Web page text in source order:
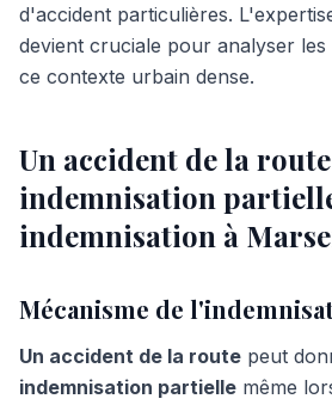
d'accident particulières.
devient cruciale pour analyser les
ce contexte urbain dense.
Un accident de la
indemnisation
indemnisation à
Mécanisme de
Un accident de la route peut
indemnisation partielle même